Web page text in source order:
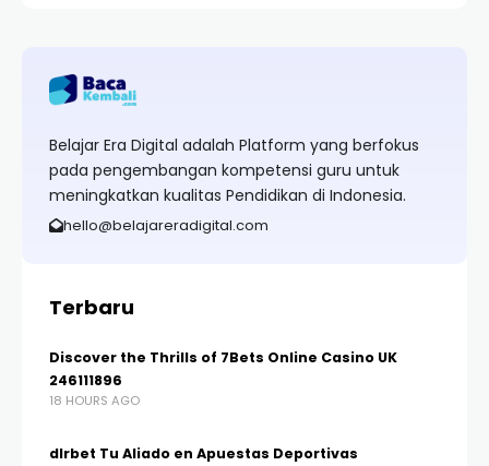
Belajar Era Digital adalah Platform yang berfokus
pada pengembangan kompetensi guru untuk
meningkatkan kualitas Pendidikan di Indonesia.
hello@belajareradigital.com
Terbaru
Discover the Thrills of 7Bets Online Casino UK
246111896
18 HOURS AGO
dlrbet Tu Aliado en Apuestas Deportivas